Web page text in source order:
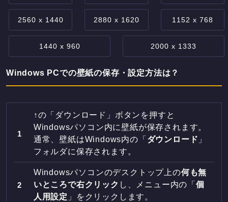
2560 x 1440 2880 x 1620 1152 x 768
1440 x 960 2000 x 1333
Windows PCでの壁紙の保存・設定方法は？
↑の「ダウンロード」ボタンを押すと
Windowsパソコン内に壁紙が保存されます。
通常、壁紙はWindows内の「 ダウンロード 」
フォルダに保存されます。
Windowsパソコンのデスクトップ上の何も無
いところで右クリック し、メニュー内の「 個
人用設定 」をクリックします。